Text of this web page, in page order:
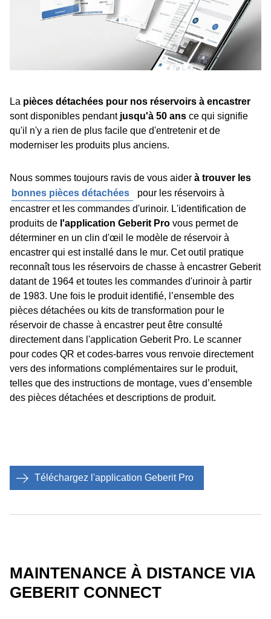
La pièces détachées pour nos réservoirs à encastrer
sont disponibles pendant jusqu'à 50 ans ce qui signifie
qu'il n'y a rien de plus facile que d'entretenir et de
moderniser les produits plus anciens.
Nous sommes toujours ravis de vous aider à trouver les
bonnes pièces détachées
pour les réservoirs à
encastrer et les commandes d'urinoir. L'identification de
produits de l'application Geberit Pro vous permet de
déterminer en un clin d'œil le modèle de réservoir à
encastrer qui est installé dans le mur. Cet outil pratique
reconnaît tous les réservoirs de chasse à encastrer Geberit
datant de 1964 et toutes les commandes d'urinoir à partir
de 1983. Une fois le produit identifié, l’ensemble des
pièces détachées ou kits de transformation pour le
réservoir de chasse à encastrer peut être consulté
directement dans l'application Geberit Pro. Le scanner
pour codes QR et codes-barres vous renvoie directement
vers des informations complémentaires sur le produit,
telles que des instructions de montage, vues d’ensemble
des pièces détachées et descriptions de produit.
Téléchargez l'application Geberit Pro
MAINTENANCE À DISTANCE VIA
GEBERIT CONNECT